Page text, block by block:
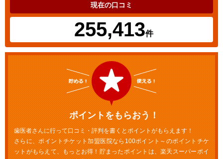
現在の口コミ
255,413件
ポイントをもらおう！
歯医者さんに行って口コミ・評判を書くとポイントがもらえます！
さらに、ポイントチケット加盟医院なら100ポイント～のポイントチケ
ットがもらえて、もっとお得！貯まったポイントは、楽天スーパーポイ